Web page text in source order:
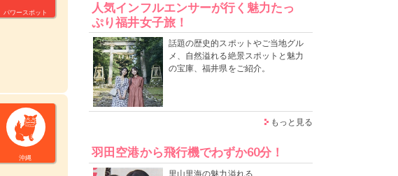
パワースポット
沖縄
人気インフルエンサーが行く魅力たっ
ぷり福井女子旅！
話題の歴史的スポットやご当地グル
メ、自然溢れる絶景スポットと魅力
の宝庫、福井県をご紹介。
もっと見る
羽田空港から飛行機でわずか60分！
里山里海の魅力溢れる